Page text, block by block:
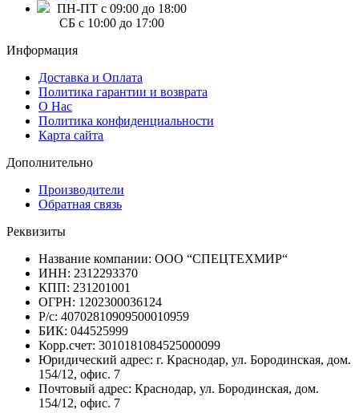
ПН-ПТ с 09:00 до 18:00
СБ с 10:00 до 17:00
Информация
Доставка и Оплата
Политика гарантии и возврата
О Нас
Политика конфиденциальности
Карта сайта
Дополнительно
Производители
Обратная связь
Реквизиты
Название компании: ООО “СПЕЦТЕХМИР“
ИНН: 2312293370
КПП: 231201001
ОГРН: 1202300036124
Р/с: 40702810909500010959
БИК: 044525999
Корр.счет: 3010181084525000099
Юридический адрес: г. Краснодар, ул. Бородинская, дом.
154/12, офис. 7
Почтовый адрес: Краснодар, ул. Бородинская, дом.
154/12, офис. 7